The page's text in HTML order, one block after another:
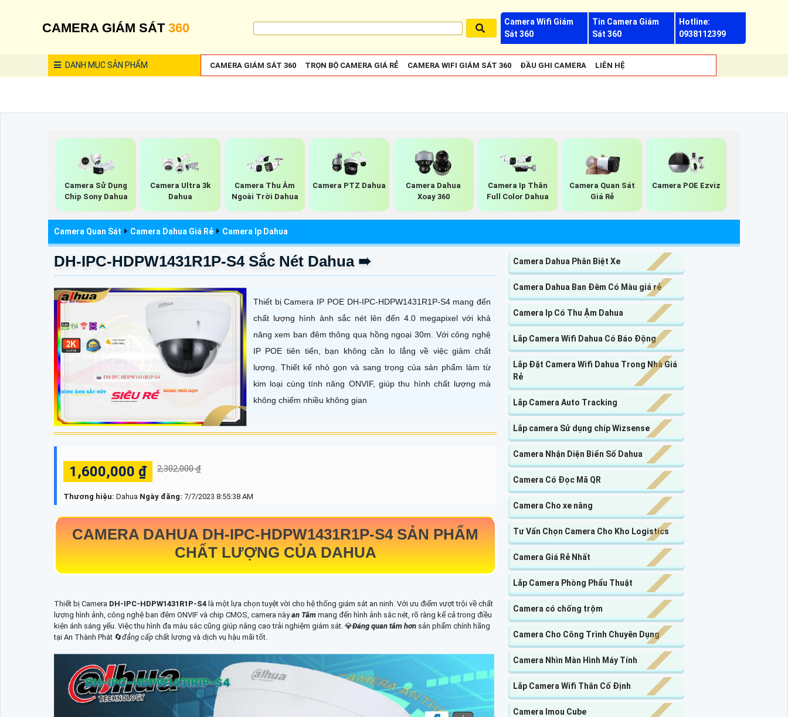
CAMERA GIÁM SÁT 360
Camera Wifi Giám
Sát 360
Tin Camera Giám
Sát 360
Hotline:
0938112399
DANH MỤCSẢN PHẨM CAMERA GIÁM SÁT 360 TRỌN BỘ CAMERA GIÁ RẺ CAMERA WIFI GIÁM SÁT 360 ĐẦU GHI CAMERA LIÊN HỆ
Camera Sử Dụng
Chip Sony Dahua
Camera Ultra 3k
Dahua
Camera Thu Âm
Ngoài Trời Dahua
Camera PTZ Dahua
Camera Dahua
Xoay 360
Camera Ip Thân
Full Color Dahua
Camera Quan Sát
Giá Rẻ
Camera POE Ezviz
Camera Quan Sát Camera Dahua Giá Rẻ Camera Ip Dahua
DH-IPC-HDPW1431R1P-S4 Sắc Nét Dahua ➠
Thiết bị Camera IP POE DH-IPC-HDPW1431R1P-S4 mang đến
chất lượng hình ảnh sắc nét lên đến 4.0 megapixel với khả
năng xem ban đêm thông qua hồng ngoại 30m. Với công nghệ
IP POE tiên tiến, bạn không cần lo lắng về việc giảm chất
lượng. Thiết kế nhỏ gọn và sang trọng của sản phẩm làm từ
kim loại cùng tính năng ONVIF, giúp thu hình chất lượng mà
không chiếm nhiều không gian
1,600,000 ₫ 2,302,000 ₫
Thương hiệu: Dahua Ngày đăng: 7/7/2023 8:55:38 AM
CAMERA DAHUA DH-IPC-HDPW1431R1P-S4 SẢN PHẨM
CHẤT LƯỢNG CỦA DAHUA
Thiết bị Camera DH-IPC-HDPW1431R1P-S4 là một lựa chọn tuyệt vời cho hệ thống giám sát an ninh. Với ưu điểm vượt trội về chất
lượng hình ảnh, công nghệ ban đêm ONVIF và chip CMOS, camera nàyan Tâm mang đến hình ảnh sắc nét, rõ ràng kể cả trong điều
kiện ánh sáng yếu. Việc thu hình đa màu sắc cũng giúp nâng cao trải nghiệm giám sát. 💎Đáng quan tâm hơn sản phẩm chính hãng
tại An Thành Phát 🔄đẳng cấp chất lượng và dịch vụ hậu mãi tốt.
Camera Dahua Phân Biệt Xe
Camera Dahua Ban Đêm Có Màu giá rẻ
Camera Ip Có Thu Ậm Dahua
Lắp Camera Wifi Dahua Có Báo Động
Lắp Đặt Camera Wifi Dahua Trong Nhà Giá
Rẻ
Lắp Camera Auto Tracking
Lắp camera Sử dụng chíp Wizsense
Camera Nhận Diện Biển Số Dahua
Camera Có Đọc Mã QR
Camera Cho xe nâng
Tư Vấn Chọn Camera Cho Kho Logistics
Camera Giá Rẻ Nhất
Lắp Camera Phòng Phẩu Thuật
Camera có chống trộm
Camera Cho Công Trình Chuyên Dụng
Camera Nhìn Màn Hình Máy Tính
Lắp Camera Wifi Thân Cố Định
Camera Imou Cube